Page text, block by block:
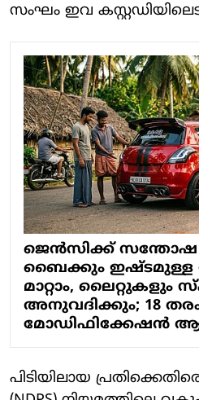
സംഘം ഇവ
ജെന്‍സിക്ക് സന്തോഷ
ബൈക്കും ഇഷ്ടമുള്ള
മാറ്റാം, ലൈറ്റുകളും
അനുവദിക്കും; 18
മോഡിഫിക്കേഷന്‍
പിടിയിലായ